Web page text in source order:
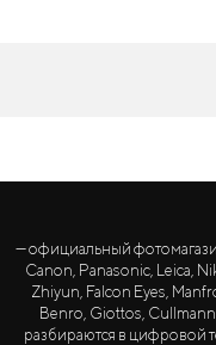
— официальный
Canon, Panasonic, Leica,
Zhiyun, Falcon Eyes,
Benro, Giottos,
разбираются в цифровой